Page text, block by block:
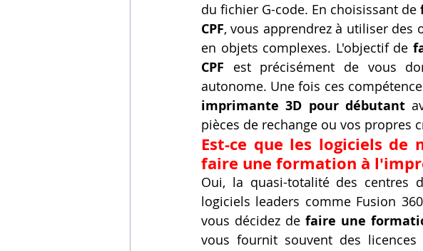
du fichier G-code. En choisissant de
CPF, vous apprendrez à utiliser
en objets complexes. L'objectif de
CPF est précisément de vous
autonome. Une fois ces
imprimante 3D pour débutant
pièces de rechange ou vos propres
Est-ce que les logiciels
faire une formation à
Oui, la quasi-totalité des centres
logiciels leaders comme Fusion
vous décidez de faire une
vous fournit souvent des